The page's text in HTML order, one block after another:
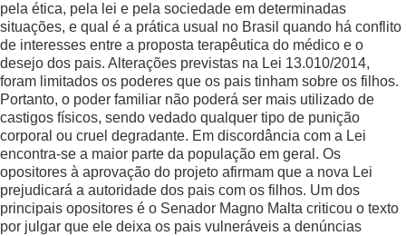
pela ética, pela lei e pela sociedade em determinadas
situações, e qual é a prática usual no Brasil quando há conflito
de interesses entre a proposta terapêutica do médico e o
desejo dos pais. Alterações previstas na Lei 13.010/2014,
foram limitados os poderes que os pais tinham sobre os filhos.
Portanto, o poder familiar não poderá ser mais utilizado de
castigos físicos, sendo vedado qualquer tipo de punição
corporal ou cruel degradante. Em discordância com a Lei
encontra-se a maior parte da população em geral. Os
opositores à aprovação do projeto afirmam que a nova Lei
prejudicará a autoridade dos pais com os filhos. Um dos
principais opositores é o Senador Magno Malta criticou o texto
por julgar que ele deixa os pais vulneráveis a denúncias